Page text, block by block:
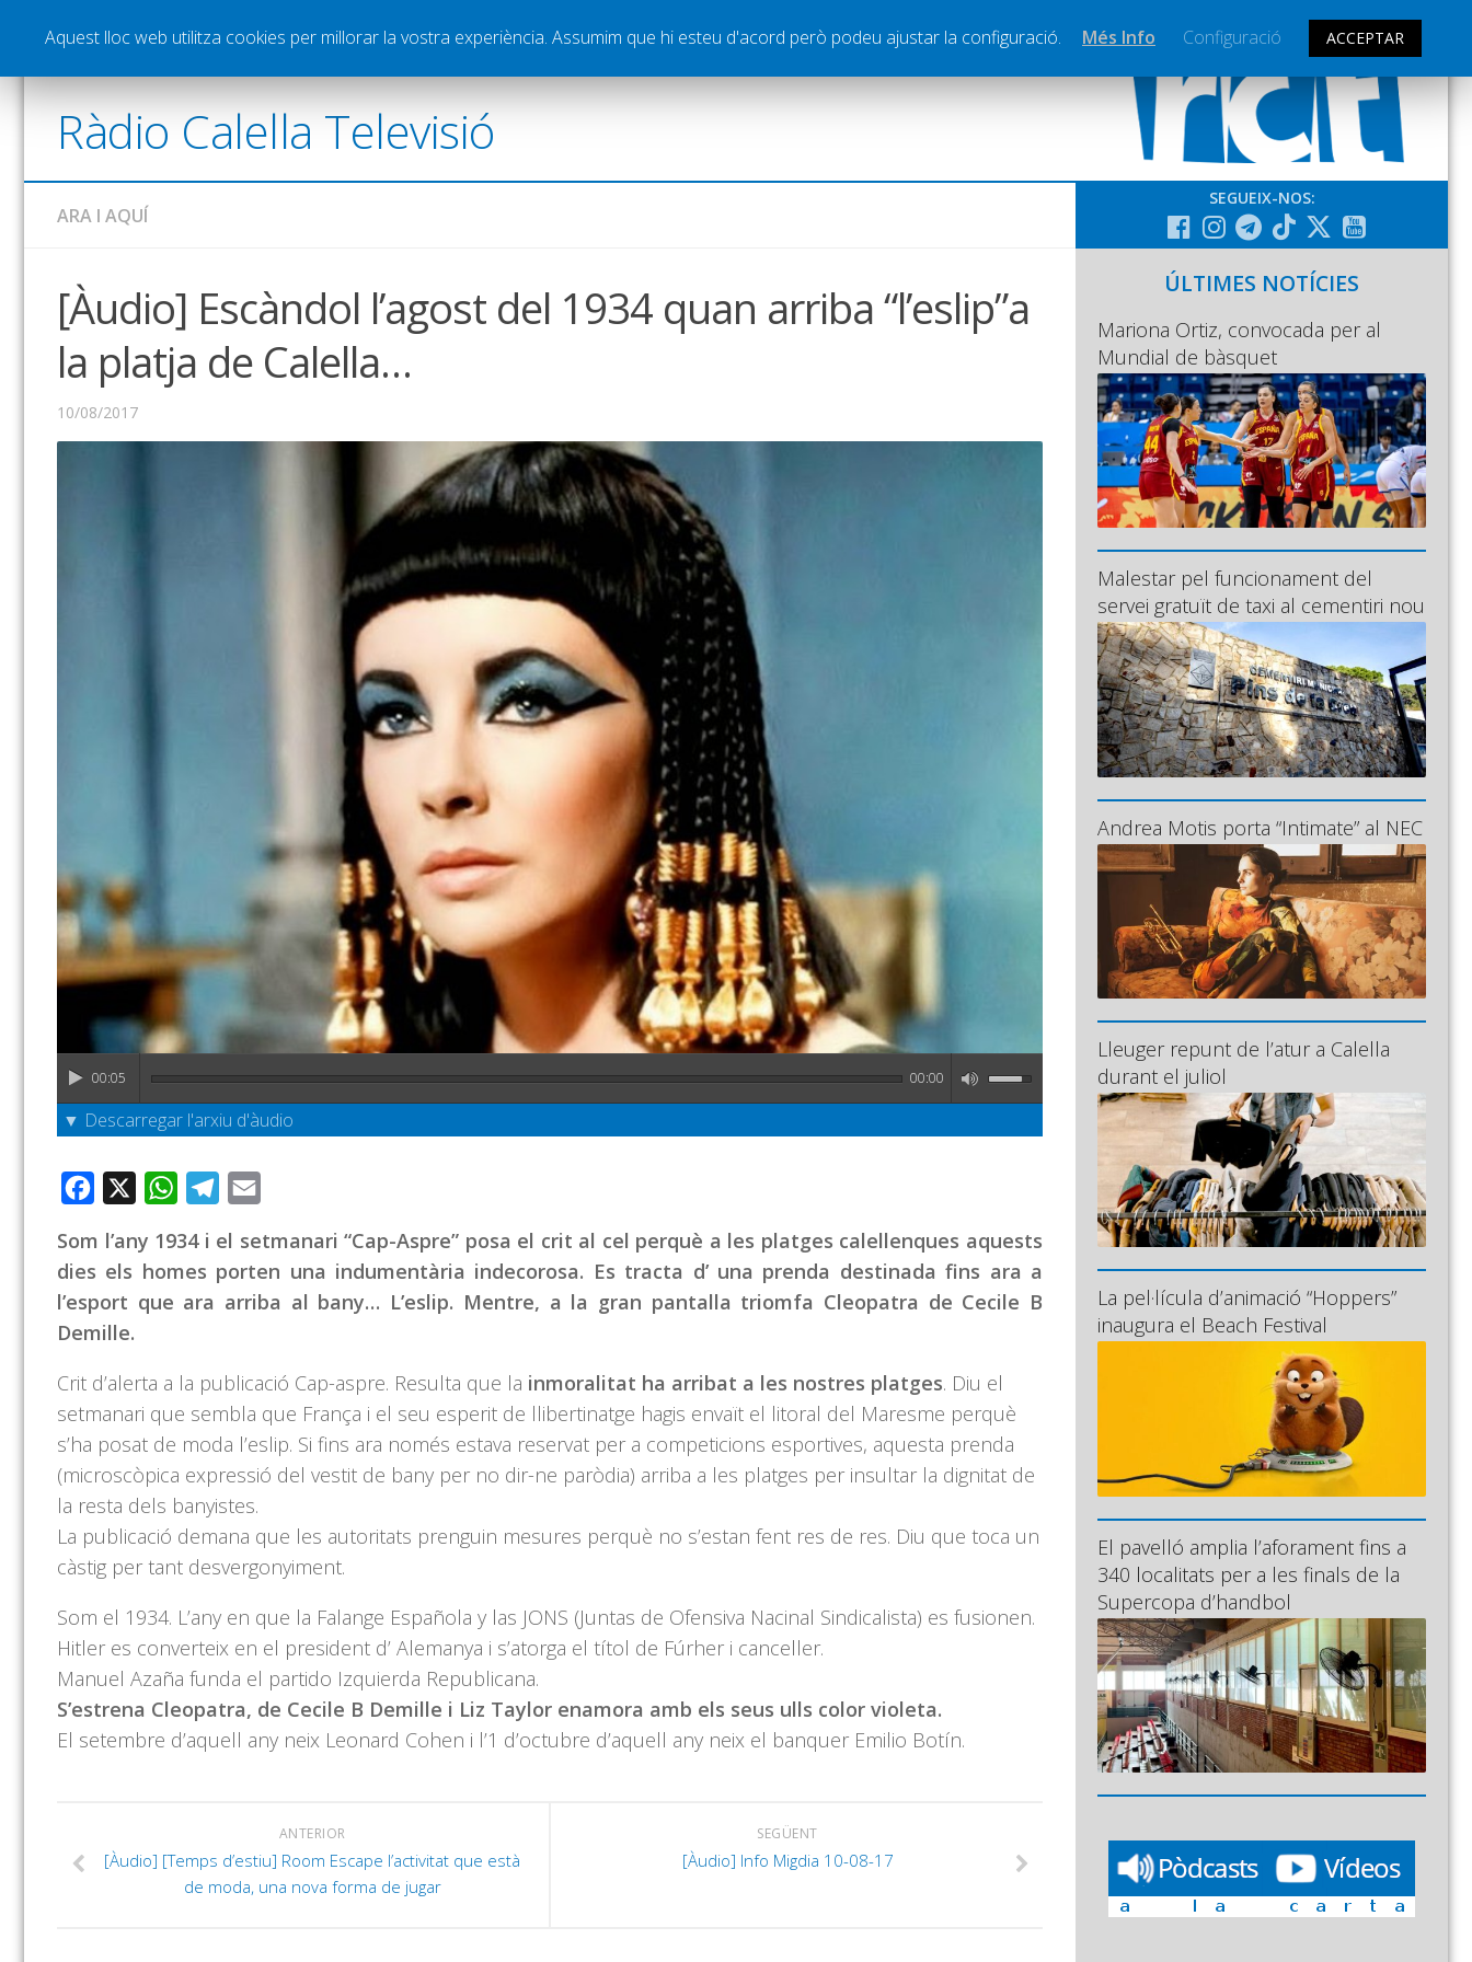
Notícies Esports Pòdcasts Vídeos Graella Publicitat Contacte
Ràdio Calella Televisió
ARA I AQUÍ
[Àudio] Escàndol l’agost del 1934 quan arriba “l’eslip”a
la platja de Calella…
10/08/2017
00:05 00:00
▼ Descarregar l'arxiu d'àudio
Facebook WhatsAppTelegram
Som l’any 1934 i el setmanari “Cap-Aspre” posa el crit al cel perquè a les platges calellenques aquests
dies els homes porten una indumentària indecorosa. Es tracta d’ una prenda destinada fins ara a
l’esport que ara arriba al bany… L’eslip. Mentre, a la gran pantalla triomfa Cleopatra de Cecile B
Demille.
Crit d’alerta a la publicació Cap-aspre. Resulta que la inmoralitat ha arribat a les nostres platges. Diu el
setmanari que sembla que França i el seu esperit de llibertinatge hagis envaït el litoral del Maresme perquè
s’ha posat de moda l’eslip. Si fins ara només estava reservat per a competicions esportives, aquesta prenda
(microscòpica expressió del vestit de bany per no dir-ne paròdia) arriba a les platges per insultar la dignitat de
la resta dels banyistes.
La publicació demana que les autoritats prenguin mesures perquè no s’estan fent res de res. Diu que toca un
càstig per tant desvergonyiment.
Som el 1934. L’any en que la Falange Española y las JONS (Juntas de Ofensiva Nacinal Sindicalista) es fusionen.
Hitler es converteix en el president d’ Alemanya i s’atorga el títol de Fúrher i canceller.
Manuel Azaña funda el partido Izquierda Republicana.
S’estrena Cleopatra, de Cecile B Demille i Liz Taylor enamora amb els seus ulls color violeta.
El setembre d’aquell any neix Leonard Cohen i l’1 d’octubre d’aquell any neix el banquer Emilio Botín.
SEGÜENT
[Àudio] Info Migdia 10-08-17
ANTERIOR
[Àudio] [Temps d’estiu] Room Escape l’activitat que està
de moda, una nova forma de jugar
SEGUEIX-NOS:
ÚLTIMES NOTÍCIES
Mariona Ortiz, convocada per al
Mundial de bàsquet
Malestar pel funcionament del
servei gratuït de taxi al cementiri nou
Andrea Motis porta “Intimate” al NEC
Lleuger repunt de l’atur a Calella
durant el juliol
La pel·lícula d’animació “Hoppers”
inaugura el Beach Festival
El pavelló amplia l’aforament fins a
340 localitats per a les finals de la
Supercopa d’handbol
Aquest lloc web utilitza cookies per millorar la vostra experiència. Assumim que hi esteu d'acord però podeu ajustar la configuració. Més Info Configuració ACCEPTAR